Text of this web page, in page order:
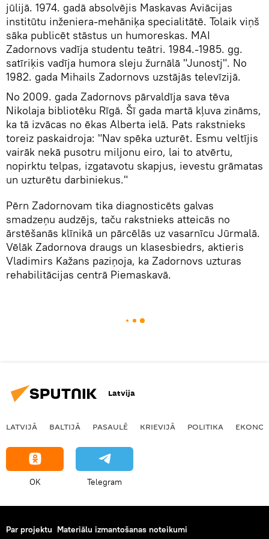
jūlijā. 1974. gadā absolvējis Maskavas Aviācijas
institūtu inženiera-mehāniķa specialitātē. Tolaik viņš
sāka publicēt stāstus un humoreskas. MAI
Zadornovs vadīja studentu teātri. 1984.-1985. gg.
satīriķis vadīja humora sleju žurnālā "Junostj". No
1982. gada Mihails Zadornovs uzstājās televīzijā.
No 2009. gada Zadornovs pārvaldīja sava tēva
Nikolaja bibliotēku Rīgā. Šī gada martā kļuva zināms,
ka tā izvācas no ēkas Alberta ielā. Pats rakstnieks
toreiz paskaidroja: "Nav spēka uzturēt. Esmu veltījis
vairāk nekā pusotru miljonu eiro, lai to atvērtu,
nopirktu telpas, izgatavotu skapjus, ievestu grāmatas
un uzturētu darbiniekus."
Pērn Zadornovam tika diagnosticēts galvas
smadzeņu audzējs, taču rakstnieks atteicās no
ārstēšanās klīnikā un pārcēlās uz vasarnīcu Jūrmalā.
Vēlāk Zadornova draugs un klasesbiedrs, aktieris
Vladimirs Kažans paziņoja, ka Zadornovs uzturas
rehabilitācijas centrā Piemaskavā.
Latvija
LATVIJĀ BALTIJĀ PASAULĒ KRIEVIJĀ POLITIKA
OK Telegram
Par projektu Materiālu izmantošanas noteikumi